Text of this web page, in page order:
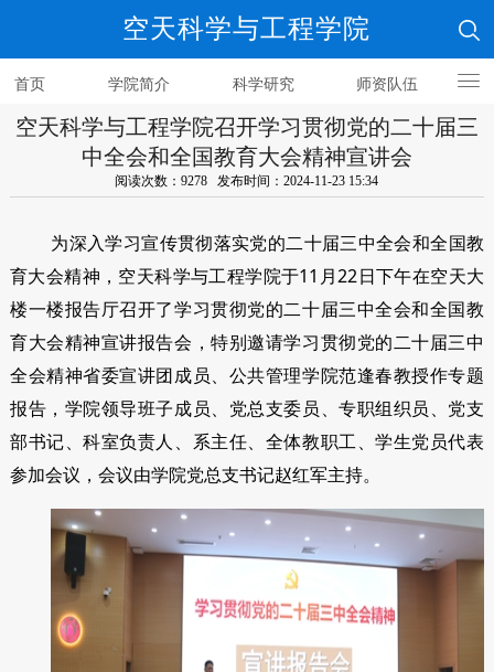
空天科学与工程学院
首页 学院简介 科学研究 师资队伍
人才培养
空天科学与工程学院召开学习贯彻党的二十届三
中全会和全国教育大会精神宣讲会
阅读次数：9278 发布时间：2024-11-23 15:34